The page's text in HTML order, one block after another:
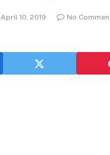
April 10, 2019
No